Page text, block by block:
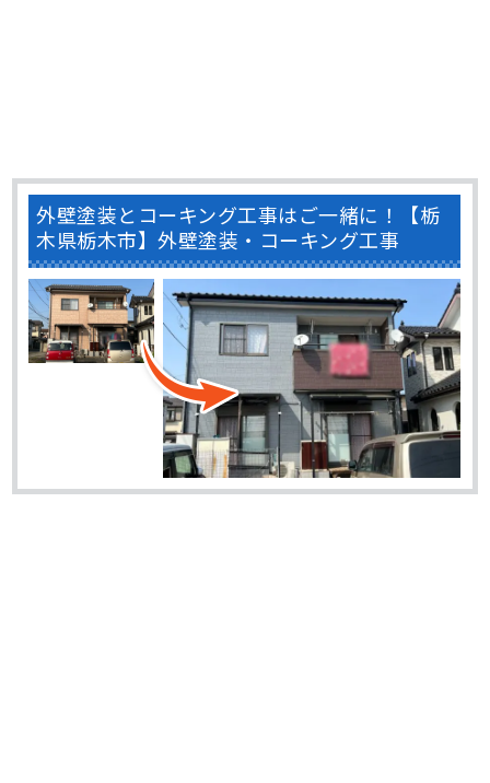
外壁塗装とコーキング工事はご一緒に！【栃
木県栃木市】外壁塗装・コーキング工事